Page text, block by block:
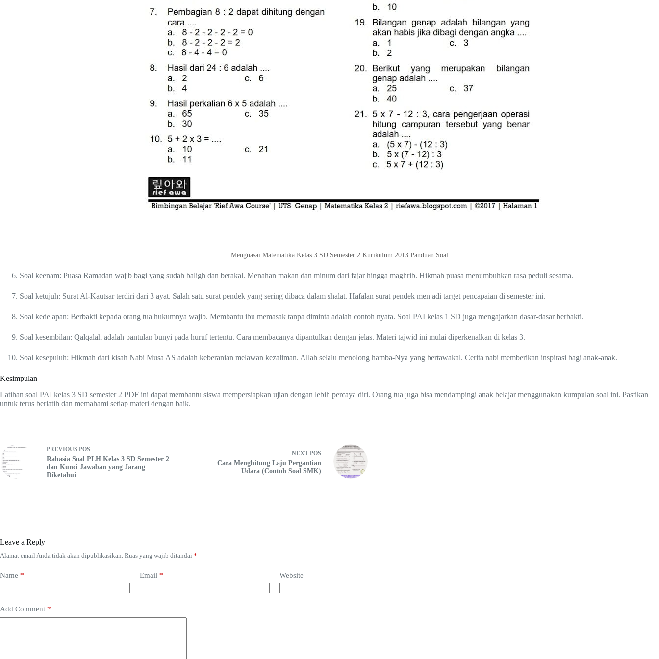
Menguasai Matematika Kelas 3 SD Semester 2 Kurikulum 2013 Panduan Soal
Soal keenam: Puasa Ramadan wajib bagi yang sudah baligh dan berakal. Menahan makan dan minum dari fajar hingga maghrib. Hikmah puasa menumbuhkan rasa peduli sesama.
Soal ketujuh: Surat Al-Kautsar terdiri dari 3 ayat. Salah satu surat pendek yang sering dibaca dalam shalat. Hafalan surat pendek menjadi target pencapaian di semester ini.
Soal kedelapan: Berbakti kepada orang tua hukumnya wajib. Membantu ibu memasak tanpa diminta adalah contoh nyata. Soal PAI kelas 1 SD juga mengajarkan dasar-dasar berbakti.
Soal kesembilan: Qalqalah adalah pantulan bunyi pada huruf tertentu. Cara membacanya dipantulkan dengan jelas. Materi tajwid ini mulai diperkenalkan di kelas 3.
Soal kesepuluh: Hikmah dari kisah Nabi Musa AS adalah keberanian melawan kezaliman. Allah selalu menolong hamba-Nya yang bertawakal. Cerita nabi memberikan inspirasi bagi anak-anak.
Kesimpulan
Latihan soal PAI kelas 3 SD semester 2 PDF ini dapat membantu siswa mempersiapkan ujian dengan lebih percaya diri. Orang tua juga bisa mendampingi anak belajar menggunakan kumpulan soal ini. Pastikan
untuk terus berlatih dan memahami setiap materi dengan baik.
PREVIOUS POS
Rahasia Soal PLH Kelas 3 SD Semester 2
dan Kunci Jawaban yang Jarang
Diketahui
NEXT POS
Cara Menghitung Laju Pergantian
Udara (Contoh Soal SMK)
Leave a Reply
Alamat email Anda tidak akan dipublikasikan. Ruas yang wajib ditandai *
Name * Email * Website
Add Comment *